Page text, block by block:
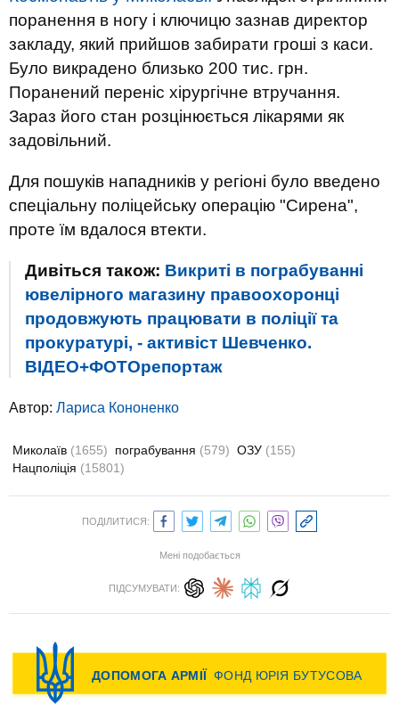
поранення в ногу і ключицю зазнав директор
закладу, який прийшов забирати гроші з каси.
Було викрадено близько 200 тис. грн.
Поранений переніс хірургічне втручання.
Зараз його стан розцінюється лікарями як
задовільний.
Для пошуків нападників у регіоні було введено
спеціальну поліцейську операцію "Сирена",
проте їм вдалося втекти.
Дивіться також: Викриті в пограбуванні
ювелірного магазину правоохоронці
продовжують працювати в поліції та
прокуратурі, - активіст Шевченко.
ВІДЕО+ФОТОрепортаж
Автор: Лариса Кононенко
Миколаїв (1655) пограбування (579) ОЗУ (155)
Нацполіція (15801)
ПОДІЛИТИСЯ:
Мені подобається
ПІДСУМУВАТИ: